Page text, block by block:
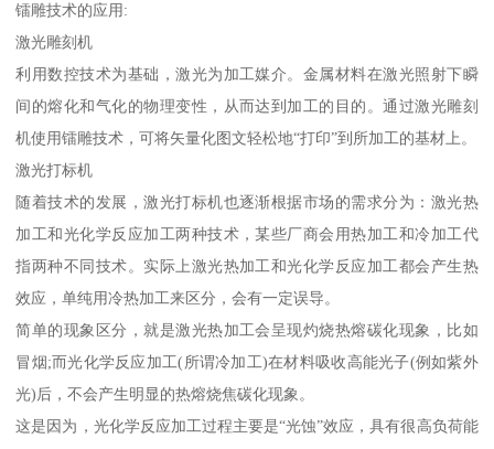
镭雕技术的应用:
激光雕刻机
利用数控技术为基础，激光为加工媒介。金属材料在激光照射下瞬
间的熔化和气化的物理变性，从而达到加工的目的。通过激光雕刻
机使用镭雕技术，可将矢量化图文轻松地“打印”到所加工的基材上。
激光打标机
随着技术的发展，激光打标机也逐渐根据市场的需求分为：激光热
加工和光化学反应加工两种技术，某些厂商会用热加工和冷加工代
指两种不同技术。实际上激光热加工和光化学反应加工都会产生热
效应，单纯用冷热加工来区分，会有一定误导。
简单的现象区分，就是激光热加工会呈现灼烧热熔碳化现象，比如
冒烟;而光化学反应加工(所谓冷加工)在材料吸收高能光子(例如紫外
光)后，不会产生明显的热熔烧焦碳化现象。
这是因为，光化学反应加工过程主要是“光蚀”效应，具有很高负荷能